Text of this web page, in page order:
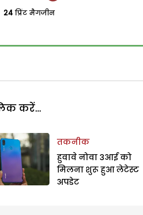
24 प्रिंट मैगजीन
करें...
तकनीक
हुवावे नोवा 3आई को
मिलना शुरू हुआ लेटेस्ट
अपडेट